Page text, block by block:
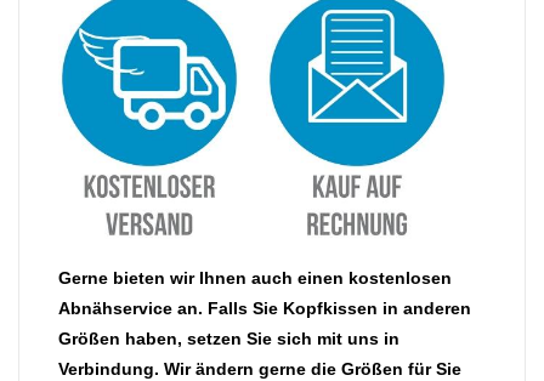
Gerne bieten wir Ihnen auch einen kostenlosen
Abnähservice an. Falls Sie Kopfkissen in anderen
Größen haben, setzen Sie sich mit uns in
Verbindung. Wir ändern gerne die Größen für Sie